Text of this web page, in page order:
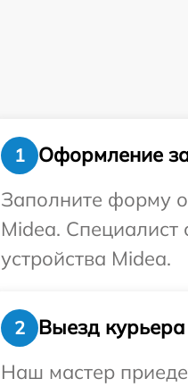
1
Оформление
Заполните форму
Midea.
устройства Midea.
2
Выезд
Наш мастер